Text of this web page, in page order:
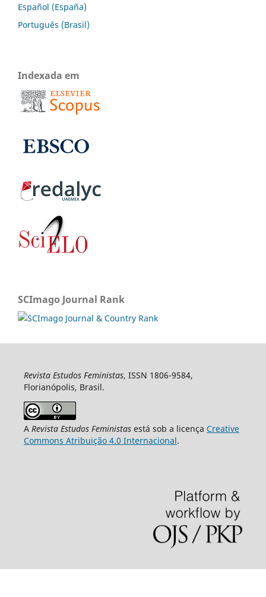
Español (España)
Português (Brasil)
Indexada em
SCImago Journal Rank
Revista Estudos Feministas, ISSN 1806-9584,
Florianópolis, Brasil.
A Revista Estudos Feministasestá sob a licença Creative
Commons Atribuição 4.0 Internacional.